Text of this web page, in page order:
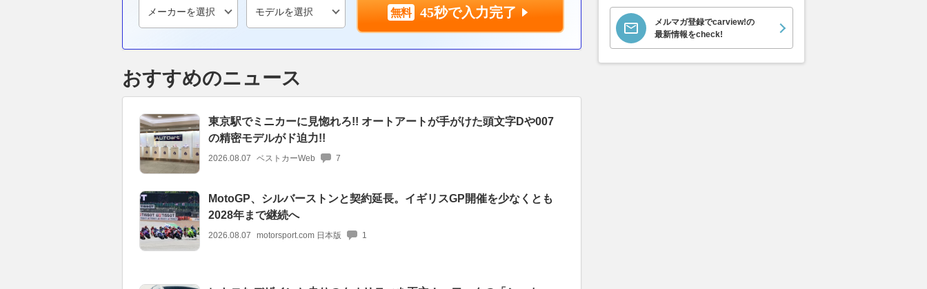
45秒で入力完了
おすすめのニュース
東京駅でミニカーに見惚れろ!! オートアートが手がけた頭文字Dや007
の精密モデルがド迫力!!
2026.08.07 ベストカーWeb 7
MotoGP、シルバーストンと契約延長。イギリスGP開催を少なくとも
2028年まで継続へ
2026.08.07 motorsport.com 日本版 1
メルマガ登録でcarview!の
最新情報をcheck!